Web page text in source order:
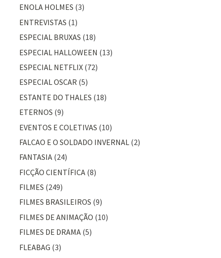
ENOLA HOLMES (3)
ENTREVISTAS (1)
ESPECIAL BRUXAS (18)
ESPECIAL HALLOWEEN (13)
ESPECIAL NETFLIX (72)
ESPECIAL OSCAR (5)
ESTANTE DO THALES (18)
ETERNOS (9)
EVENTOS E COLETIVAS (10)
FALCAO E O SOLDADO INVERNAL (2)
FANTASIA (24)
FICÇÃO CIENTÍFICA (8)
FILMES (249)
FILMES BRASILEIROS (9)
FILMES DE ANIMAÇÃO (10)
FILMES DE DRAMA (5)
FLEABAG (3)